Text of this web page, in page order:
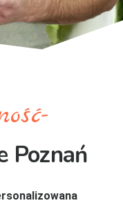
Poznań